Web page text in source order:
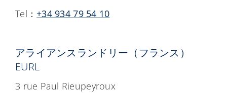
Tel：+34 934 79 54 10
アライアンスランドリー（フランス）
EURL
3 rue Paul Rieupeyroux